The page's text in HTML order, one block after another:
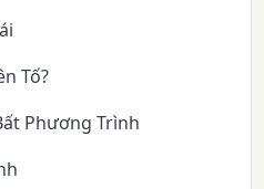
Tố?
Phương Trình